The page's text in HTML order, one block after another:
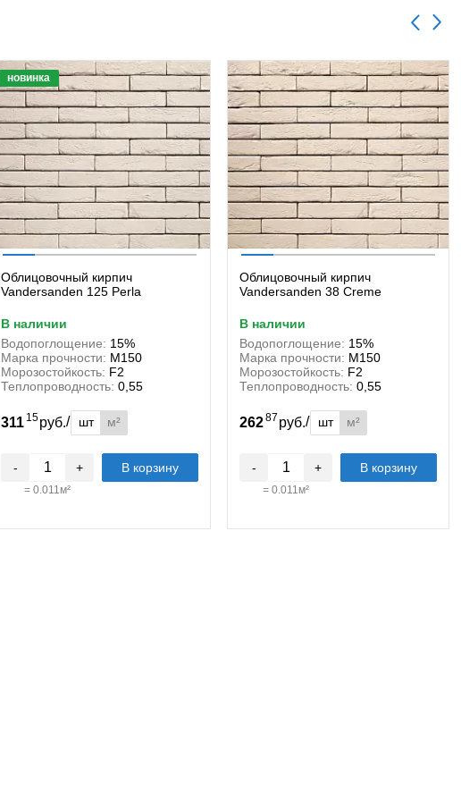
новинка
Облицовочный кирпич
Vandersanden 125 Perla
в наличии
Водопоглощение: 15%
Марка прочности: М150
Морозостойкость: F2
Теплопроводность: 0,55
311 15руб./ шт м²
- +
= 0.011м²
В корзину
Облицовочный кирпич
Vandersanden 38 Creme
в наличии
Водопоглощение: 15%
Марка прочности: М150
Морозостойкость: F2
Теплопроводность: 0,55
26287руб./ шт м²
- +
= 0.011м²
В корзину